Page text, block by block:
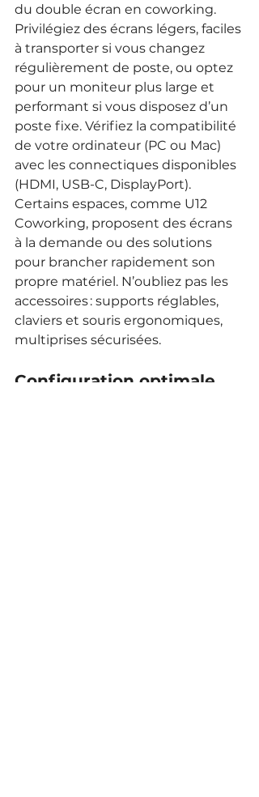
du double écran en coworking.
Privilégiez des écrans légers, faciles
à transporter si vous changez
régulièrement de poste, ou optez
pour un moniteur plus large et
performant si vous disposez d’un
poste fixe. Vérifiez la compatibilité
de votre ordinateur (PC ou Mac)
avec les connectiques disponibles
(HDMI, USB-C, DisplayPort).
Certains espaces, comme U12
Coworking, proposent des écrans
à la demande ou des solutions
pour brancher rapidement son
propre matériel. N’oubliez pas les
accessoires : supports réglables,
claviers et souris ergonomiques,
multiprises sécurisées.
Configuration optimale